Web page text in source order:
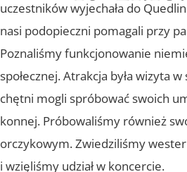
uczestników wyjechała do
nasi podopieczni pomagali przy
Poznaliśmy funkcjonowanie
społecznej. Atrakcja była wizyta
chętni mogli spróbować swoich
konnej. Próbowaliśmy również
orczykowym. Zwiedziliśmy
i wzięliśmy udział w koncercie.